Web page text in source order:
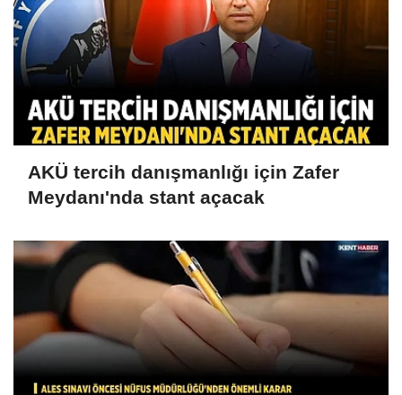
AKÜ tercih danışmanlığı için Zafer
Meydanı'nda stant açacak